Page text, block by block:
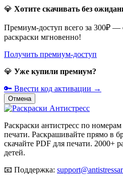
💎 Хотите скачивать без
Премиум-доступ всего за 300₽ —
раскраски мгновенно!
Получить премиум-доступ
💎 Уже купили премиум?
🔑 Ввести код активации →
Отмена
Раскраски антистресс по
печати. Раскрашивайте прямо в
скачайте PDF для печати. 2000+
детей.
📧 Поддержка: